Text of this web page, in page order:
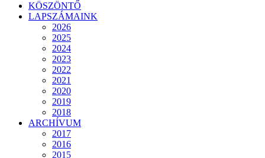
KÖSZÖNTŐ
LAPSZÁMAINK
2026
2025
2024
2023
2022
2021
2020
2019
2018
ARCHÍVUM
2017
2016
2015